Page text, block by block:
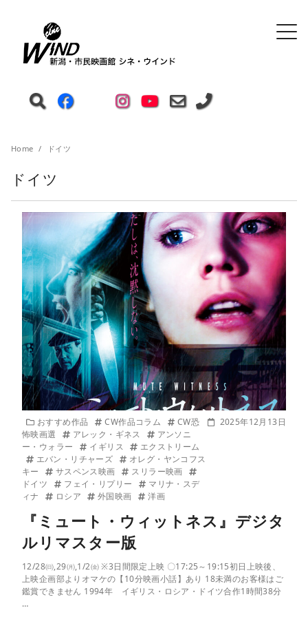
Home ドイツ
ドイツ
おすすめ作品 CW作品コラム
CW恐
怖映画選
アレック・ギネス
アンソニ
ー・ウォラー
イギリス
エクストリーム
エバン・リチャーズ
オレグ・ヤンコフス
キー
サスペンス映画
スリラー映画
ドイツ
フェイ・リプリー
マリナ・スデ
ィナ
ロシア 外国映画 洋画
2025年12月13日
『ミュート・ウィットネス』デジタ
ルリマスター版
12/28㈰,29㈪,1/2㈮ ※3日間限定上映 〇17:25～19:15初日上映後、
上映企画部よりオマケの【10分映画小話】あり 18未満のお客様はご
鑑賞できません 1994年 イギリス・ロシア・ドイツ合作1時間38分
…